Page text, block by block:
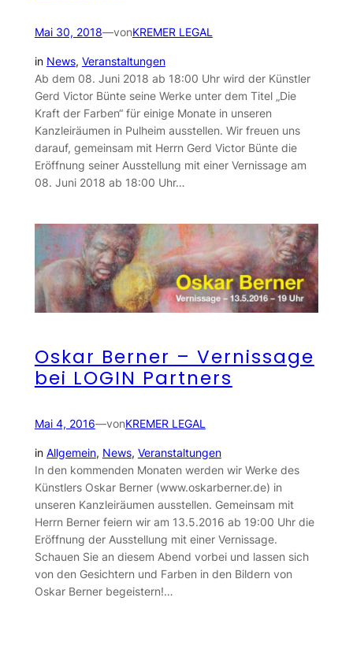
Mai 30, 2018—vonKREMER LEGAL
in News, Veranstaltungen
Ab dem 08. Juni 2018 ab 18:00 Uhr wird der Künstler
Gerd Victor Bünte seine Werke unter dem Titel „Die
Kraft der Farben“ für einige Monate in unseren
Kanzleiräumen in Pulheim ausstellen. Wir freuen uns
darauf, gemeinsam mit Herrn Gerd Victor Bünte die
Eröffnung seiner Ausstellung mit einer Vernissage am
08. Juni 2018 ab 18:00 Uhr…
Oskar Berner – Vernissage
bei LOGIN Partners
Mai 4, 2016—vonKREMER LEGAL
in Allgemein, News, Veranstaltungen
In den kommenden Monaten werden wir Werke des
Künstlers Oskar Berner (www.oskarberner.de) in
unseren Kanzleiräumen ausstellen. Gemeinsam mit
Herrn Berner feiern wir am 13.5.2016 ab 19:00 Uhr die
Eröffnung der Ausstellung mit einer Vernissage.
Schauen Sie an diesem Abend vorbei und lassen sich
von den Gesichtern und Farben in den Bildern von
Oskar Berner begeistern!…